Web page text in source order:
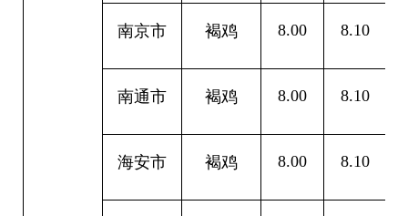
南京市 褐鸡 8.00 8.10
南通市 褐鸡 8.00 8.10
海安市 褐鸡 8.00 8.10